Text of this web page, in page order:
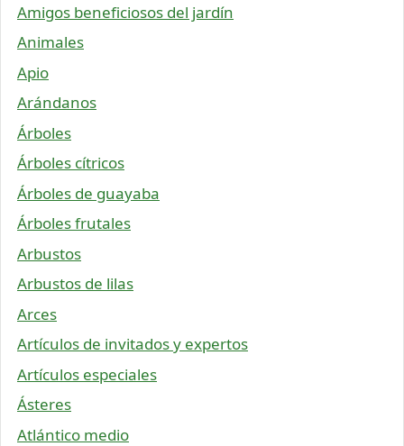
Amigos beneficiosos del jardín
Animales
Apio
Arándanos
Árboles
Árboles cítricos
Árboles de guayaba
Árboles frutales
Arbustos
Arbustos de lilas
Arces
Artículos de invitados y expertos
Artículos especiales
Ásteres
Atlántico medio